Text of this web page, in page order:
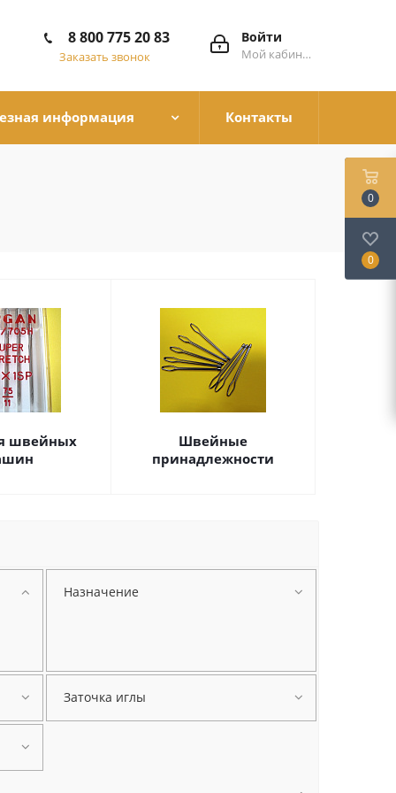
Войти
Мой кабинет
8 800 775 20 83
Заказать звонок
информация Контакты
швейных
Швейные
принадлежности
Назначение
Заточка иглы
0
0